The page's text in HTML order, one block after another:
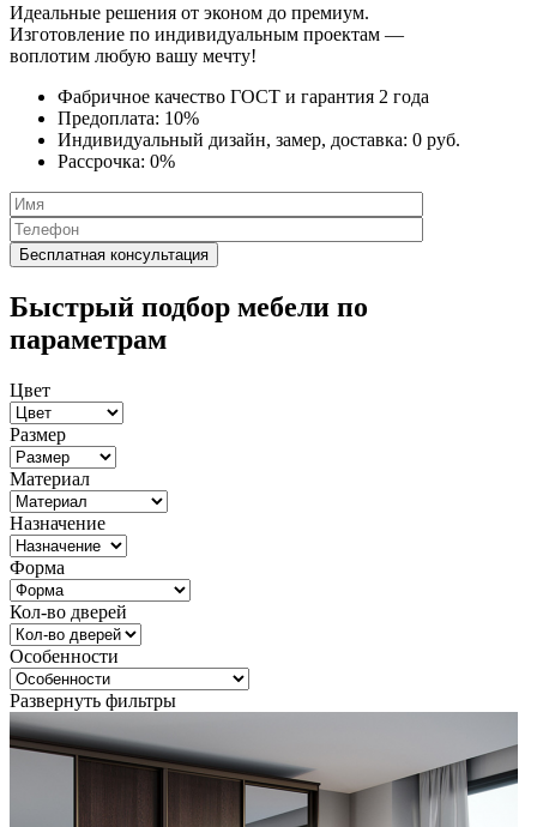
Идеальные решения от эконом до премиум.
Изготовление по индивидуальным проектам —
воплотим любую вашу мечту!
Фабричное качество ГОСТ и гарантия 2 года
Предоплата: 10%
Индивидуальный дизайн, замер, доставка: 0 руб.
Рассрочка: 0%
Быстрый подбор мебели по
параметрам
Цвет
Размер
Материал
Назначение
Форма
Кол-во дверей
Особенности
Развернуть фильтры